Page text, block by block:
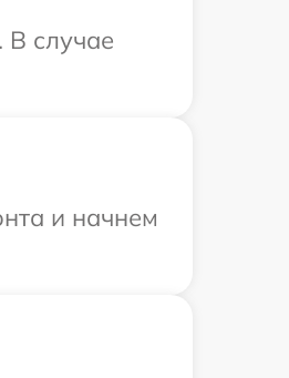
В случае
и начнем